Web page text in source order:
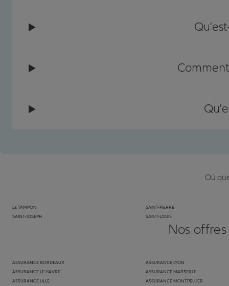
Où
LE TAMPON
SAINT-JOSEPH
SAINT-PIERRE
SAINT-LOUIS
Nos
ASSURANCE BORDEAUX
ASSURANCE LE HAVRE
ASSURANCE LILLE
ASSURANCE LYON
ASSURANCE MARSEILLE
ASSURANCE MONTPELLIER